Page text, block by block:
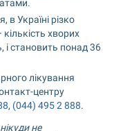
в Україні різко
хворих
і становить понад 36
лікування
центру
, (044) 495 2 888.
не